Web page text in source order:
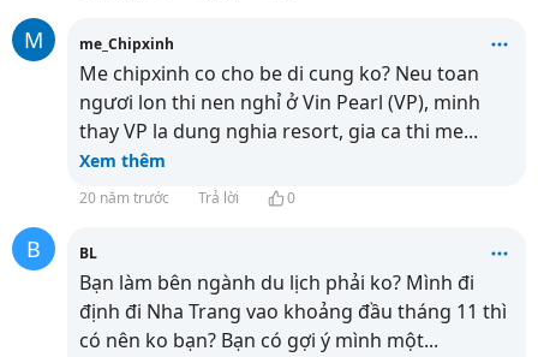
M me_Chipxinh
Me chipxinh co cho be di cung ko? Neu toan
ngươi lon thi nen nghỉ ở Vin Pearl (VP), minh
thay VP la dung nghia resort, gia ca thi me...
Xem thêm
20 năm trước Trả lời 0
B BL
Bạn làm bên ngành du lịch phải ko? Mình đi
định đi Nha Trang vao khoảng đầu tháng 11 thì
có nên ko bạn? Bạn có gợi ý mình một...